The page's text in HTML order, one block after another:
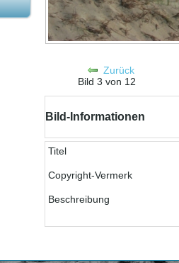
Zurück
Bild 3 von 12
Bild-Informationen
Titel
Copyright-Vermerk
Beschreibung